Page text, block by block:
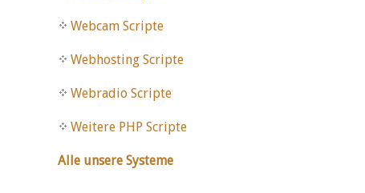
Webcam Scripte
Webhosting Scripte
Webradio Scripte
Weitere PHP Scripte
Alle unsere Systeme